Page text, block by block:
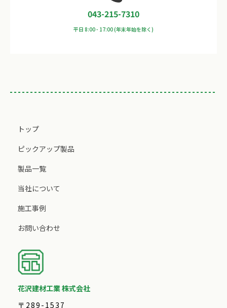
043-215-7310
平日 8:00 - 17:00(年末年始を除く)
トップ
ピックアップ製品
製品一覧
当社について
施工事例
お問い合わせ
花沢建材工業 株式会社
〒289-1537